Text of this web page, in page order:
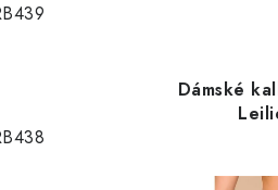
Dámské